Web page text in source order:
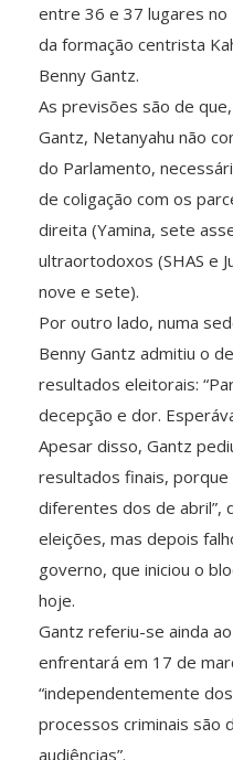
entre 36 e 37 lugares
da formação centrista
Benny Gantz.
As previsões são de
Gantz, Netanyahu não
do Parlamento,
de coligação com os
direita (Yamina, sete
ultraortodoxos (SHAS e
nove e sete).
Por outro lado, numa
Benny Gantz admitiu o
resultados eleitorais:
decepção e dor.
Apesar disso, Gantz
resultados finais,
diferentes dos de abril”,
eleições, mas depois
governo, que iniciou o
hoje.
Gantz referiu-se ainda
enfrentará em 17 de
“independentemente
processos criminais são
audiências”.